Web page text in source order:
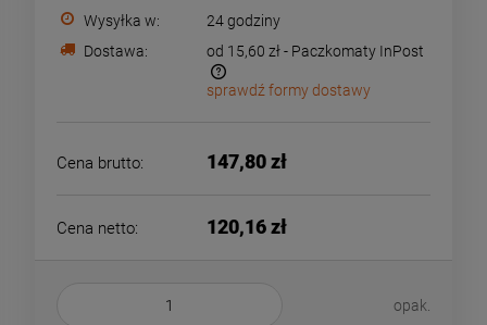
Wysyłka w:
24 godziny
Dostawa:
od 15,60 zł - Paczkomaty InPost
Cena nie zawiera ewentualnych kosztów płatności
sprawdź formy dostawy
Cena brutto: 147,80 zł
Cena netto: 120,16 zł
opak.